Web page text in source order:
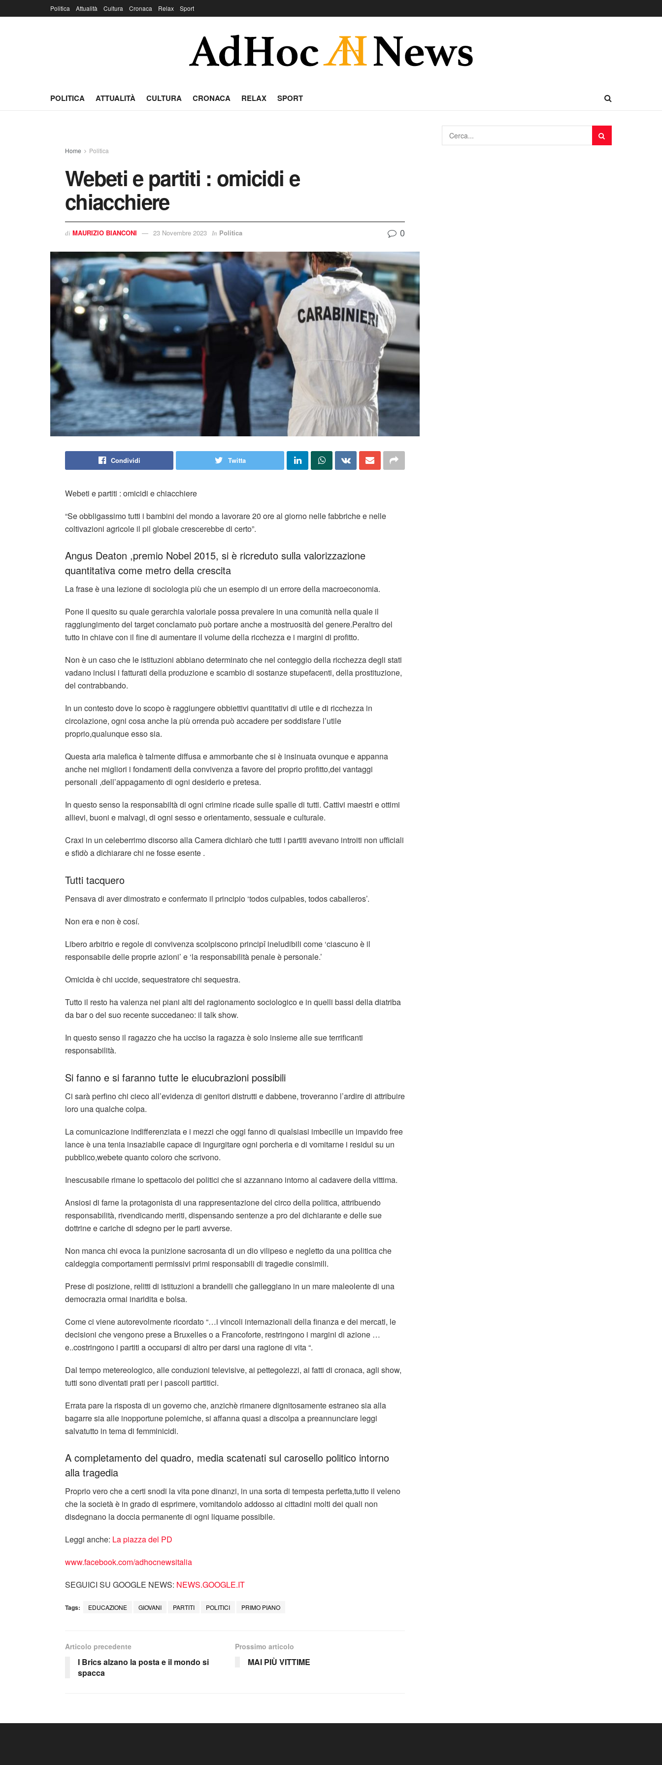
Politica Attualità Cultura Cronaca Relax Sport
POLITICA ATTUALITÀ CULTURA CRONACA RELAX SPORT
Home Politica
Webeti e partiti : omicidi e
chiacchiere
di MAURIZIO BIANCONI 23 Novembre 2023 In Politica 0
Condividi Twitta
Webeti e partiti : omicidi e chiacchiere
“Se obbligassimo tutti i bambini del mondo a lavorare 20 ore al giorno nelle fabbriche e nelle
coltivazioni agricole il pil globale crescerebbe di certo”.
Angus Deaton ,premio Nobel 2015, si è ricreduto sulla valorizzazione
quantitativa come metro della crescita
La frase è una lezione di sociologia più che un esempio di un errore della macroeconomia.
Pone il quesito su quale gerarchia valoriale possa prevalere in una comunità nella quale il
raggiungimento del target conclamato può portare anche a mostruosità del genere.Peraltro del
tutto in chiave con il fine di aumentare il volume della ricchezza e i margini di profitto.
Non è un caso che le istituzioni abbiano determinato che nel conteggio della ricchezza degli stati
vadano inclusi i fatturati della produzione e scambio di sostanze stupefacenti, della prostituzione,
del contrabbando.
In un contesto dove lo scopo è raggiungere obbiettivi quantitativi di utile e di ricchezza in
circolazione, ogni cosa anche la più orrenda può accadere per soddisfare l’utile
proprio,qualunque esso sia.
Questa aria malefica è talmente diffusa e ammorbante che si è insinuata ovunque e appanna
anche nei migliori i fondamenti della convivenza a favore del proprio profitto,dei vantaggi
personali ,dell’appagamento di ogni desiderio e pretesa.
In questo senso la responsabiltà di ogni crimine ricade sulle spalle di tutti. Cattivi maestri e ottimi
allievi, buoni e malvagi, di ogni sesso e orientamento, sessuale e culturale.
Craxi in un celeberrimo discorso alla Camera dichiarò che tutti i partiti avevano introiti non ufficiali
e sfidò a dichiarare chi ne fosse esente .
Tutti tacquero
Pensava di aver dimostrato e confermato il principio ‘todos culpables, todos caballeros’.
Non era e non è cosí.
Libero arbitrio e regole di convivenza scolpiscono principî ineludibili come ‘ciascuno è il
responsabile delle proprie azioni’ e ‘la responsabilità penale è personale.’
Omicida è chi uccide, sequestratore chi sequestra.
Tutto il resto ha valenza nei piani alti del ragionamento sociologico e in quelli bassi della diatriba
da bar o del suo recente succedaneo: il talk show.
In questo senso il ragazzo che ha ucciso la ragazza è solo insieme alle sue terrificanti
responsabilità.
Si fanno e si faranno tutte le elucubrazioni possibili
Ci sarà perfino chi cieco all’evidenza di genitori distrutti e dabbene, troveranno l’ardire di attribuire
loro una qualche colpa.
La comunicazione indifferenziata e i mezzi che oggi fanno di qualsiasi imbecille un impavido free
lance è una tenia insaziabile capace di ingurgitare ogni porcheria e di vomitarne i residui su un
pubblico,webete quanto coloro che scrivono.
Inescusabile rimane lo spettacolo dei politici che si azzannano intorno al cadavere della vittima.
Ansiosi di farne la protagonista di una rappresentazione del circo della politica, attribuendo
responsabilità, rivendicando meriti, dispensando sentenze a pro del dichiarante e delle sue
dottrine e cariche di sdegno per le parti avverse.
Non manca chi evoca la punizione sacrosanta di un dio vilipeso e negletto da una politica che
caldeggia comportamenti permissivi primi responsabili di tragedie consimili.
Prese di posizione, relitti di istituzioni a brandelli che galleggiano in un mare maleolente di una
democrazia ormai inaridita e bolsa.
Come ci viene autorevolmente ricordato “…i vincoli internazionali della finanza e dei mercati, le
decisioni che vengono prese a Bruxelles o a Francoforte, restringono i margini di azione …
e..costringono i partiti a occuparsi di altro per darsi una ragione di vita “.
Dal tempo metereologico, alle conduzioni televisive, ai pettegolezzi, ai fatti di cronaca, agli show,
tutti sono diventati prati per i pascoli partitici.
Errata pare la risposta di un governo che, anzichè rimanere dignitosamente estraneo sia alla
bagarre sia alle inopportune polemiche, si affanna quasi a discolpa a preannunciare leggi
salvatutto in tema di femminicidi.
A completamento del quadro, media scatenati sul carosello politico intorno
alla tragedia
Proprio vero che a certi snodi la vita pone dinanzi, in una sorta di tempesta perfetta,tutto il veleno
che la società è in grado di esprimere, vomitandolo addosso ai cittadini molti dei quali non
disdegnano la doccia permanente di ogni liquame possibile.
Leggi anche: La piazza del PD
www.facebook.com/adhocnewsitalia
SEGUICI SU GOOGLE NEWS: NEWS.GOOGLE.IT
Tags: EDUCAZIONE GIOVANI PARTITI POLITICI PRIMO PIANO
Articolo precedente
I Brics alzano la posta e il mondo si
spacca
Prossimo articolo
MAI PIÙ VITTIME